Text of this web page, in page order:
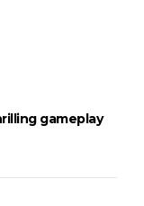
gameplay